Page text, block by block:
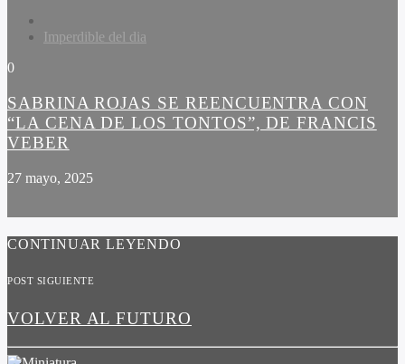
Imperdible del dia
0
SABRINA ROJAS SE REENCUENTRA CON
“LA CENA DE LOS TONTOS”, DE FRANCIS
VEBER
27 mayo, 2025
CONTINUAR LEYENDO
POST SIGUIENTE
VOLVER AL FUTURO